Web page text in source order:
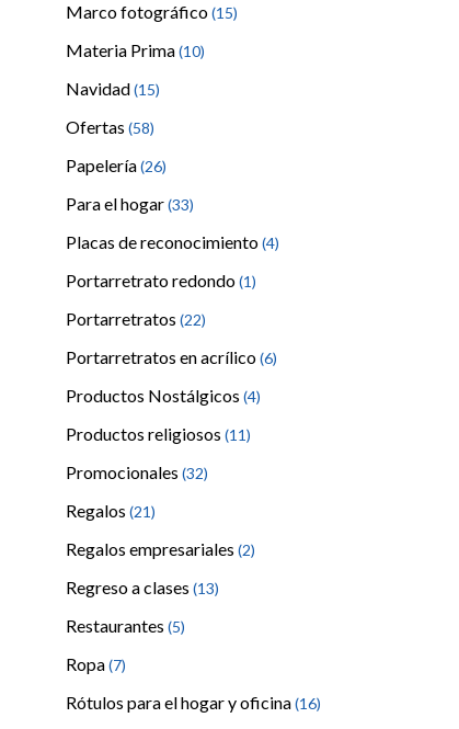
Marco fotográfico(15)
Materia Prima(10)
Navidad(15)
Ofertas (58)
Papelería(26)
Para el hogar(33)
Placas de reconocimiento(4)
Portarretrato redondo(1)
Portarretratos (22)
Portarretratos en acrílico(6)
Productos Nostálgicos (4)
Productos religiosos (11)
Promocionales (32)
Regalos (21)
Regalos empresariales (2)
Regreso a clases (13)
Restaurantes (5)
Ropa(7)
Rótulos para el hogar y oficina(16)